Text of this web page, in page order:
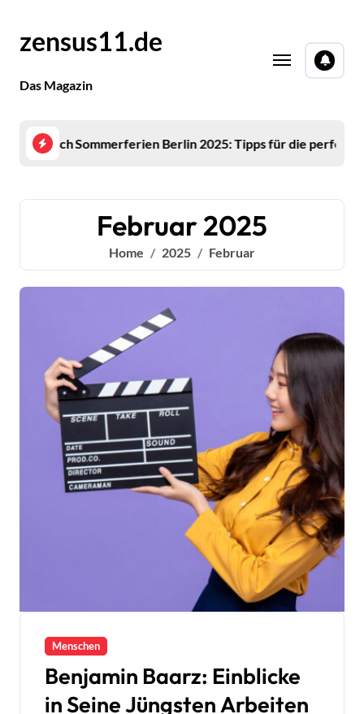
contentzensus11.de
Das Magazin
für die perfekte Urlaubsplanung
Mirco Nontschew Todesursache: Aktuelle
Februar 2025
Home 2025 Februar
Menschen
Benjamin Baarz: Einblicke
in Seine Jüngsten Arbeiten